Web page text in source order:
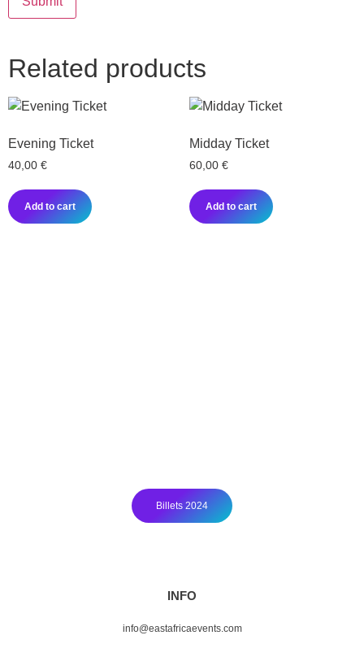
Related products
Evening Ticket
40,00 €
Add to cart
Midday Ticket
60,00 €
Add to cart
Billets 2024
INFO
info@eastafricaevents.com